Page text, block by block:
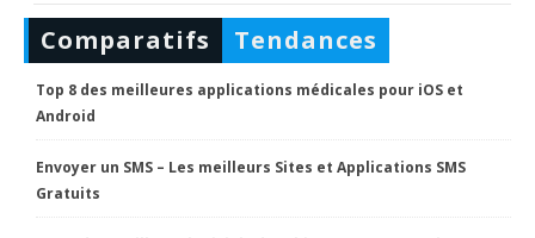
Comparatifs Tendances
Top 8 des meilleures applications médicales pour iOS et
Android
Envoyer un SMS – Les meilleurs Sites et Applications SMS
Gratuits